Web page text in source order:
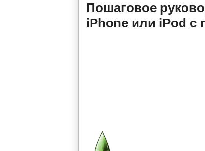
Пошаговое
iPhone или iPod с